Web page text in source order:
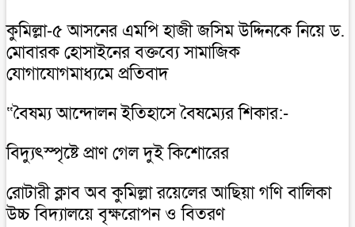
কুমিল্লা-৫ আসনের এমপি হাজী জসিম উদ্দিনকে নিয়ে ড.
মোবারক হোসাইনের বক্তব্যে সামাজিক
যোগাযোগমাধ্যমে প্রতিবাদ
“বৈষম্য আন্দোলন ইতিহাসে বৈষম্যের শিকার:-
বিদ্যুৎস্পৃষ্টে প্রাণ গেল দুই কিশোরের
রোটারী ক্লাব অব কুমিল্লা রয়েলের আছিয়া গণি বালিকা
উচ্চ বিদ্যালয়ে বৃক্ষরোপন ও বিতরণ